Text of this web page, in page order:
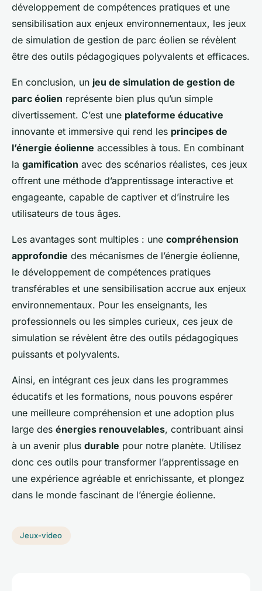
développement de compétences pratiques et une
sensibilisation aux enjeux environnementaux, les jeux
de simulation de gestion de parc éolien se révèlent
être des outils pédagogiques polyvalents et efficaces.
En conclusion, un jeu de simulation de gestion de
parc éolien représente bien plus qu’un simple
divertissement. C’est une plateforme éducative
innovante et immersive qui rend les principes de
l’énergie éolienne accessibles à tous. En combinant
la gamification avec des scénarios réalistes, ces jeux
offrent une méthode d’apprentissage interactive et
engageante, capable de captiver et d’instruire les
utilisateurs de tous âges.
Les avantages sont multiples : une compréhension
approfondie des mécanismes de l’énergie éolienne,
le développement de compétences pratiques
transférables et une sensibilisation accrue aux enjeux
environnementaux. Pour les enseignants, les
professionnels ou les simples curieux, ces jeux de
simulation se révèlent être des outils pédagogiques
puissants et polyvalents.
Ainsi, en intégrant ces jeux dans les programmes
éducatifs et les formations, nous pouvons espérer
une meilleure compréhension et une adoption plus
large des énergies renouvelables, contribuant ainsi
à un avenir plus durable pour notre planète. Utilisez
donc ces outils pour transformer l’apprentissage en
une expérience agréable et enrichissante, et plongez
dans le monde fascinant de l’énergie éolienne.
Jeux-video